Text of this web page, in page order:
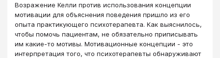
Возражение Келли против использования концепции
мотивации для объяснения поведения пришло из его
опыта практикующего психотерапевта. Как выяснилось,
чтобы помочь пациентам, не обязательно приписывать
им какие-то мотивы. Мотивационные концепции - это
интерпретация того, что психотерапевты обнаруживают